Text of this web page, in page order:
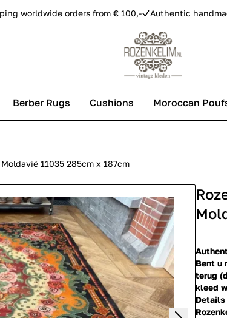
worldwide orders from € 100,- Authentic
carpets
Berber Rugs Cushions Moroccan
11035 285cm x 187cm
Bent u
terug
kleed